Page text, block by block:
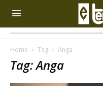
Home Tag Anga
Tag: Anga